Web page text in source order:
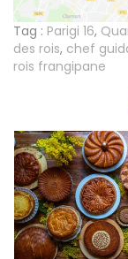
Tag : Parigi 16,
des rois, chef
rois frangipane